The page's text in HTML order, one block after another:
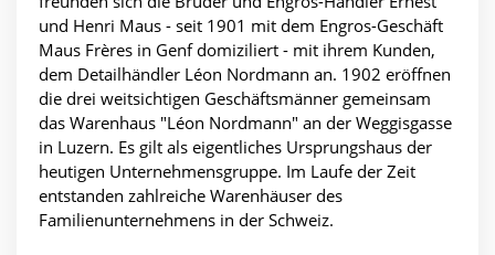
und Henri Maus - seit 1901 mit dem Engros-Geschäft
Maus Frères in Genf domiziliert - mit ihrem Kunden,
dem Detailhändler Léon Nordmann an. 1902 eröffnen
die drei weitsichtigen Geschäftsmänner gemeinsam
das Warenhaus "Léon Nordmann" an der Weggisgasse
in Luzern. Es gilt als eigentliches Ursprungshaus der
heutigen Unternehmensgruppe. Im Laufe der Zeit
entstanden zahlreiche Warenhäuser des
Familienunternehmens in der Schweiz.